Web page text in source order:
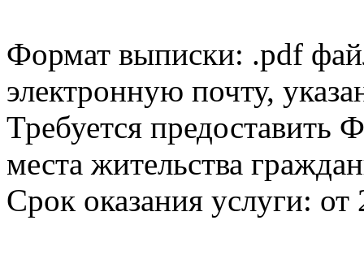
Формат выписки: .pdf
электронную почту,
Требуется
места жительства
Срок оказания услуги: от